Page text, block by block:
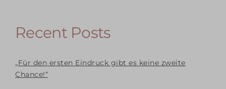
Recent Posts
„Für den ersten Eindruck gibt es keine zweite
Chance!“